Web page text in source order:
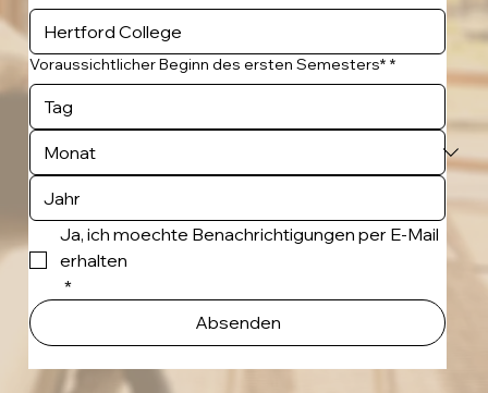
Voraussichtlicher Beginn des ersten Semesters* *
Ja, ich moechte Benachrichtigungen per E-Mail
erhalten
*
Absenden